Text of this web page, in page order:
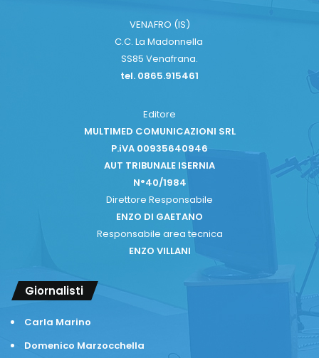
VENAFRO (IS)
C.C. La Madonnella
SS85 Venafrana.
tel. 0865.915461
Editore
MULTIMED COMUNICAZIONI SRL
P.iVA 00935640946
AUT TRIBUNALE ISERNIA
N°40/1984
Direttore Responsabile
ENZO DI GAETANO
Responsabile area tecnica
ENZO VILLANI
Giornalisti
Carla Marino
Domenico Marzocchella